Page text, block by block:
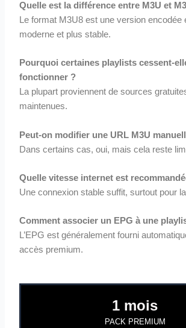
Quelle est la différence entre M3U et
Le format M3U8 est une version encodée
moderne et plus stable.
Pourquoi certaines playlists cessent-
fonctionner ?
La plupart proviennent de sources
maintenues.
Peut-on modifier une URL M3U
Dans certains cas, oui, mais cela reste
Quelle vitesse internet est
Une connexion stable suffit, surtout pour
Comment associer un EPG à une
L’EPG est généralement fourni
accès premium.
1 mois
PACK PREMIUM